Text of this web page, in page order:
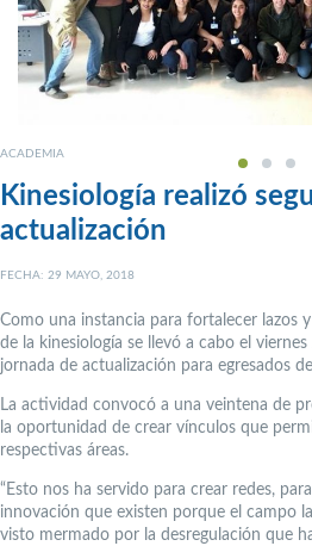
ACADEMIA
Kinesiología realizó
actualización
FECHA: 29 MAYO, 2018
Como una instancia para fortalecer lazos
de la kinesiología se llevó a cabo el
jornada de actualización para egresados
La actividad convocó a una veintena de
la oportunidad de crear vínculos que
respectivas áreas.
“Esto nos ha servido para crear redes,
innovación que existen porque el campo
visto mermado por la desregulación que